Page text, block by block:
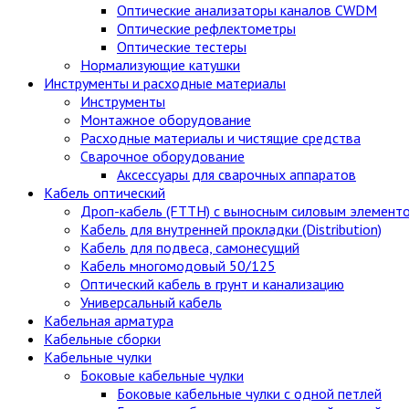
Оптические анализаторы каналов CWDM
Оптические рефлектометры
Оптические тестеры
Нормализующие катушки
Инструменты и расходные материалы
Инструменты
Монтажное оборудование
Расходные материалы и чистящие средства
Сварочное оборудование
Аксессуары для сварочных аппаратов
Кабель оптический
Дроп-кабель (FTTH) с выносным силовым
Кабель для внутренней прокладки (Distribution)
Кабель для подвеса, самонесущий
Кабель многомодовый 50/125
Оптический кабель в грунт и канализацию
Универсальный кабель
Кабельная арматура
Кабельные сборки
Кабельные чулки
Боковые кабельные чулки
Боковые кабельные чулки с одной петлей